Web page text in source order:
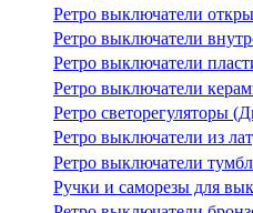
Ретро выключатели
Ретро выключатели
Ретро выключатели
Ретро выключатели
Ретро светорегуляторы
Ретро выключатели из
Ретро выключатели
Ручки и саморезы для